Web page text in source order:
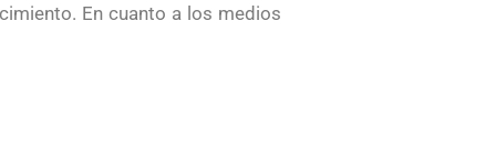
En cuanto a los medios